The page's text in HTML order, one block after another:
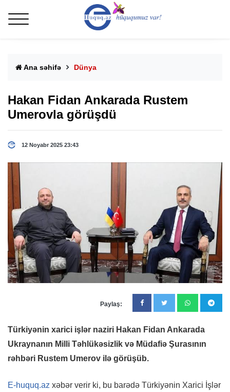
Ana səhifə Dünya
Hakan Fidan Ankarada Rustem
Umerovla görüşdü
12 Noyabr 2025 23:43
Paylaş:
Türkiyənin xarici işlər naziri Hakan Fidan Ankarada
Ukraynanın Milli Təhlükəsizlik və Müdafiə Şurasının
rəhbəri Rustem Umerov ilə görüşüb.
E-huquq.az xəbər verir ki, bu barədə Türkiyənin Xarici İşlər